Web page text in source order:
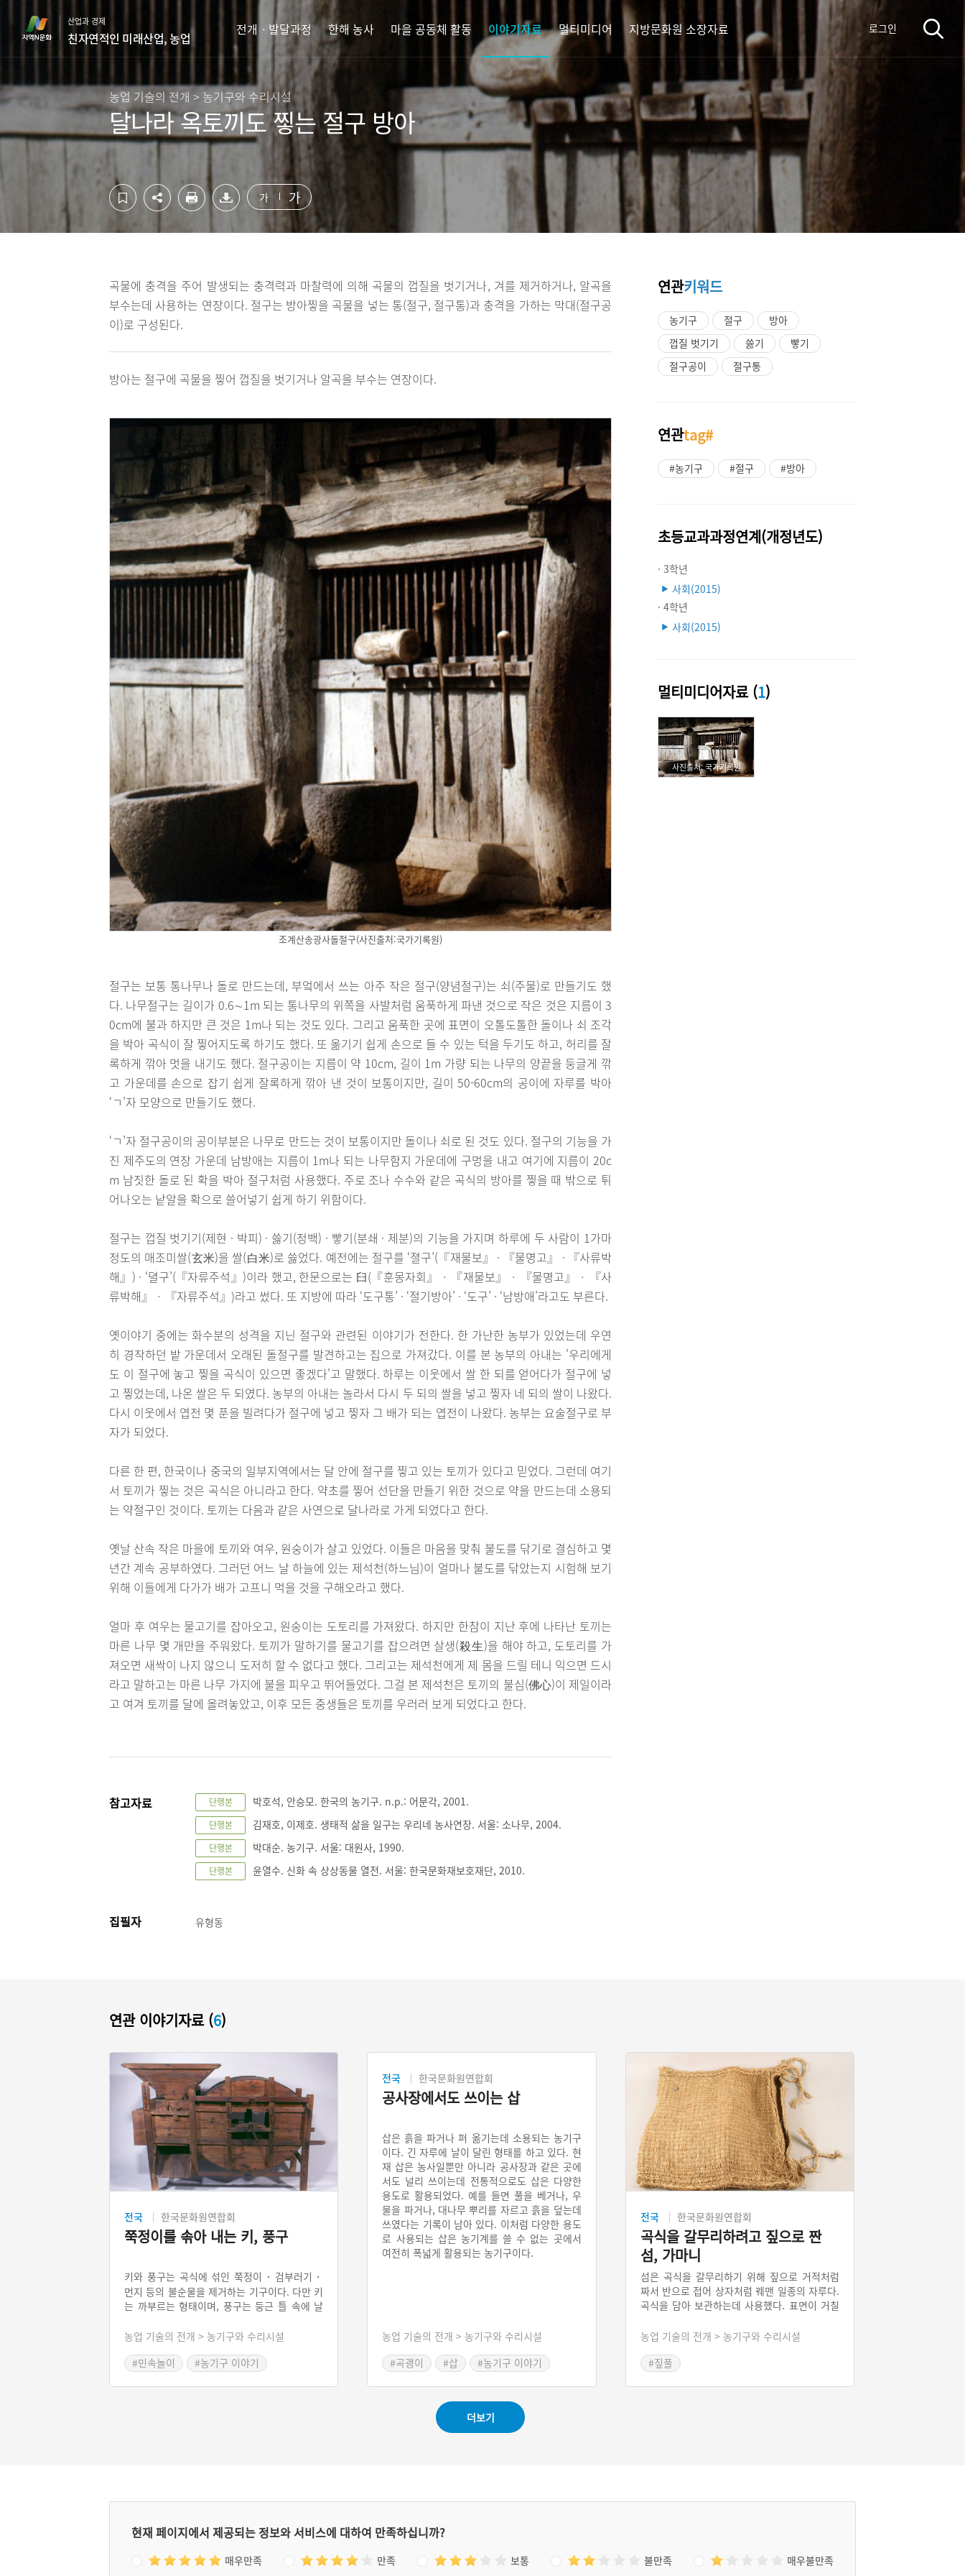
영
바
로
가
역
로
가
기
산업과 경제
친자연적인 미래산업, 농업
전개ㆍ발달과정 한해 농사 마을 공동체 활동 이야기자료 멀티미디어 지방문화원 소장자료 로그인
농업 기술의 전개 > 농기구와 수리시설
달나라 옥토끼도 찧는 절구 방아
가 가
곡물에 충격을 주어 발생되는 충격력과 마찰력에 의해 곡물의 껍질을 벗기거나, 겨를 제거하거나, 알곡을
부수는데 사용하는 연장이다. 절구는 방아찧을 곡물을 넣는 통(절구, 절구통)과 충격을 가하는 막대(절구공
이)로 구성된다.
방아는 절구에 곡물을 찧어 껍질을 벗기거나 알곡을 부수는 연장이다.
조계산송광사돌절구(사진출처:국가기록원)
절구는 보통 통나무나 돌로 만드는데, 부엌에서 쓰는 아주 작은 절구(양념절구)는 쇠(주물)로 만들기도 했
다. 나무절구는 길이가 0.6∼1m 되는 통나무의 위쪽을 사발처럼 움푹하게 파낸 것으로 작은 것은 지름이 3
0cm에 불과 하지만 큰 것은 1m나 되는 것도 있다. 그리고 움푹한 곳에 표면이 오톨도톨한 돌이나 쇠 조각
을 박아 곡식이 잘 찧어지도록 하기도 했다. 또 옮기기 쉽게 손으로 들 수 있는 턱을 두기도 하고, 허리를 잘
록하게 깎아 멋을 내기도 했다. 절구공이는 지름이 약 10cm, 길이 1m 가량 되는 나무의 양끝을 둥글게 깎
고 가운데를 손으로 잡기 쉽게 잘록하게 깎아 낸 것이 보통이지만, 길이 50-60cm의 공이에 자루를 박아
‘ㄱ’자 모양으로 만들기도 했다.
‘ㄱ’자 절구공이의 공이부분은 나무로 만드는 것이 보통이지만 돌이나 쇠로 된 것도 있다. 절구의 기능을 가
진 제주도의 연장 가운데 남방애는 지름이 1m나 되는 나무함지 가운데에 구멍을 내고 여기에 지름이 20c
m 남짓한 돌로 된 확을 박아 절구처럼 사용했다. 주로 조나 수수와 같은 곡식의 방아를 찧을 때 밖으로 튀
어나오는 낱알을 확으로 쓸어넣기 쉽게 하기 위함이다.
절구는 껍질 벗기기(제현 · 박피) · 쓿기(정백) · 빻기(분쇄 · 제분)의 기능을 가지며 하루에 두 사람이 1가마
정도의 매조미쌀(玄米)을 쌀(白米)로 쓿었다. 예전에는 절구를 ‘졀구’(『재물보』 · 『물명고』 · 『사류박
해』) · ‘뎔구’(『자류주석』)이라 했고, 한문으로는 臼(『훈몽자회』 · 『재물보』 · 『물명고』 · 『사
류박해』 · 『자류주석』)라고 썼다. 또 지방에 따라 ‘도구통’ · ‘절기방아’ · ‘도구’ · ‘남방애’라고도 부른다.
옛이야기 중에는 화수분의 성격을 지닌 절구와 관련된 이야기가 전한다. 한 가난한 농부가 있었는데 우연
히 경작하던 밭 가운데서 오래된 돌절구를 발견하고는 집으로 가져갔다. 이를 본 농부의 아내는 '우리에게
도 이 절구에 놓고 찧을 곡식이 있으면 좋겠다'고 말했다. 하루는 이웃에서 쌀 한 되를 얻어다가 절구에 넣
고 찧었는데, 나온 쌀은 두 되였다. 농부의 아내는 놀라서 다시 두 되의 쌀을 넣고 찧자 네 되의 쌀이 나왔다.
다시 이웃에서 엽전 몇 푼을 빌려다가 절구에 넣고 찧자 그 배가 되는 엽전이 나왔다. 농부는 요술절구로 부
자가 되었다.
다른 한 편, 한국이나 중국의 일부지역에서는 달 안에 절구를 찧고 있는 토끼가 있다고 믿었다. 그런데 여기
서 토끼가 찧는 것은 곡식은 아니라고 한다. 약초를 찧어 선단을 만들기 위한 것으로 약을 만드는데 소용되
는 약절구인 것이다. 토끼는 다음과 같은 사연으로 달나라로 가게 되었다고 한다.
옛날 산속 작은 마을에 토끼와 여우, 원숭이가 살고 있었다. 이들은 마음을 맞춰 불도를 닦기로 결심하고 몇
년간 계속 공부하였다. 그러던 어느 날 하늘에 있는 제석천(하느님)이 얼마나 불도를 닦았는지 시험해 보기
위해 이들에게 다가가 배가 고프니 먹을 것을 구해오라고 했다.
얼마 후 여우는 물고기를 잡아오고, 원숭이는 도토리를 가져왔다. 하지만 한참이 지난 후에 나타난 토끼는
마른 나무 몇 개만을 주워왔다. 토끼가 말하기를 물고기를 잡으려면 살생(殺生)을 해야 하고, 도토리를 가
져오면 새싹이 나지 않으니 도저히 할 수 없다고 했다. 그리고는 제석천에게 제 몸을 드릴 테니 익으면 드시
라고 말하고는 마른 나무 가지에 불을 피우고 뛰어들었다. 그걸 본 제석천은 토끼의 불심(佛心)이 제일이라
고 여겨 토끼를 달에 올려놓았고, 이후 모든 중생들은 토끼를 우러러 보게 되었다고 한다.
참고자료 단행본 박호석, 안승모. 한국의 농기구. n.p.: 어문각, 2001.
단행본 김재호, 이제호. 생태적 삶을 일구는 우리네 농사연장. 서울: 소나무, 2004.
단행본 박대순. 농기구. 서울: 대원사, 1990.
단행본 윤열수. 신화 속 상상동물 열전. 서울: 한국문화재보호재단, 2010.
집필자 유형동
연관키워드
농기구 절구
방아
껍질 벗기기
쓿기
빻기
절구공이
절구통
연관tag#
#농기구 #절구 #방아
초등교과과정연계(개정년도)
· 3학년
▶ 사회(2015)
· 4학년
▶ 사회(2015)
멀티미디어자료 (1)
사진출처: 국가기록원
연관 이야기자료 (6)
전국 한국문화원연합회
쭉정이를 솎아 내는 키, 풍구
키와 풍구는 곡식에 섞인 쭉정이・검부러기・
먼지 등의 불순물을 제거하는 기구이다. 다만 키
는 까부르는 형태이며, 풍구는 둥근 틀 속에 날
들 기구는 낟알의 밀도, 중력을 이용하여 알곡을
농업 기술의 전개 > 농기구와 수리시설
#민속놀이
#농기구 이야기
전국 한국문화원연합회
공사장에서도 쓰이는 삽
삽은 흙을 파거나 퍼 옮기는데 소용되는 농기구
이다. 긴 자루에 날이 달린 형태를 하고 있다. 현
재 삽은 농사일뿐만 아니라 공사장과 같은 곳에
서도 널리 쓰이는데 전통적으로도 삽은 다양한
용도로 활용되었다. 예를 들면 풀을 베거나, 우
물을 파거나, 대나무 뿌리를 자르고 흙을 덮는데
쓰였다는 기록이 남아 있다. 이처럼 다양한 용도
로 사용되는 삽은 농기계를 쓸 수 없는 곳에서
여전히 폭넓게 활용되는 농기구이다.
농업 기술의 전개 > 농기구와 수리시설
#곡괭이
#삽 #농기구 이야기
전국 한국문화원연합회
곡식을 갈무리하려고 짚으로 짠
섬, 가마니
섬은 곡식을 갈무리하기 위해 짚으로 거적처럼
짜서 반으로 접어 상자처럼 꿰맨 일종의 자루다.
곡식을 담아 보관하는데 사용했다. 표면이 거칠
를 막기 위해 두툼하게 짜기 때문에 짚이 많이
이를 짚으로 촘촘하게 엮어 짠 일 종의 자루로서
없다. 1900년대 초에 일본에서 도입되면서 섬을
농업 기술의 전개 > 농기구와 수리시설
#짚풀
더보기
현재 페이지에서 제공되는 정보와 서비스에 대하여 만족하십니까?
매우만족 만족 보통 불만족 매우불만족